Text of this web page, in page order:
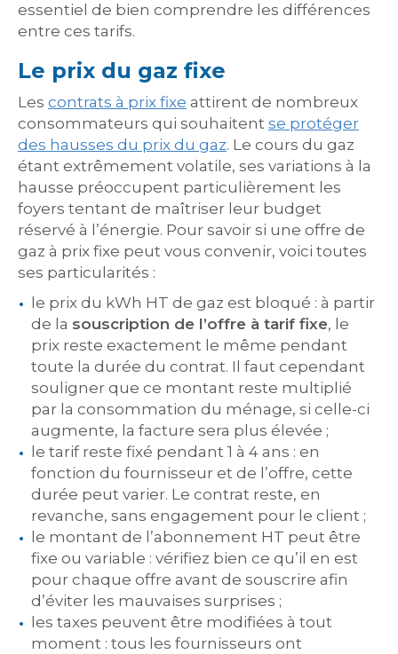
essentiel de bien comprendre les différences
entre ces tarifs.
Le prix du gaz fixe
Les contrats à prix fixe attirent de nombreux
consommateurs qui souhaitent se protéger
des hausses du prix du gaz. Le cours du gaz
étant extrêmement volatile, ses variations à la
hausse préoccupent particulièrement les
foyers tentant de maîtriser leur budget
réservé à l’énergie. Pour savoir si une offre de
gaz à prix fixe peut vous convenir, voici toutes
ses particularités :
le prix du kWh HT de gaz est bloqué : à partir
de la souscription de l’offre à tarif fixe, le
prix reste exactement le même pendant
toute la durée du contrat. Il faut cependant
souligner que ce montant reste multiplié
par la consommation du ménage, si celle-ci
augmente, la facture sera plus élevée ;
le tarif reste fixé pendant 1 à 4 ans : en
fonction du fournisseur et de l’offre, cette
durée peut varier. Le contrat reste, en
revanche, sans engagement pour le client ;
le montant de l’abonnement HT peut être
fixe ou variable : vérifiez bien ce qu’il en est
pour chaque offre avant de souscrire afin
d’éviter les mauvaises surprises ;
les taxes peuvent être modifiées à tout
moment : tous les fournisseurs ont